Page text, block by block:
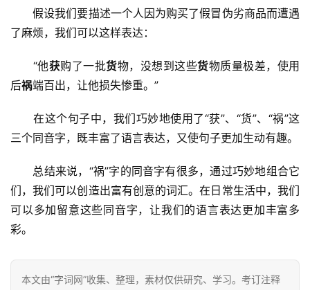
假设我们要描述一个人因为购买了假冒伪劣商品而遭遇
了麻烦，我们可以这样表达：
“他获购了一批货物，没想到这些货物质量极差，使用
后祸端百出，让他损失惨重。”
在这个句子中，我们巧妙地使用了“获”、“货”、“祸”这
三个同音字，既丰富了语言表达，又使句子更加生动有趣。
总结来说，“祸”字的同音字有很多，通过巧妙地组合它
们，我们可以创造出富有创意的词汇。在日常生活中，我们
可以多加留意这些同音字，让我们的语言表达更加丰富多
彩。
本文由“字词网”收集、整理，素材仅供研究、学习。考订注释